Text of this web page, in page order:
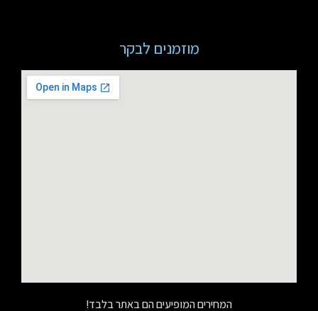
מוזמנים לבקר
המחירים המופיעים הם באתר בלבד!